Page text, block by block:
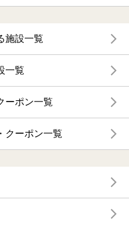
施設一覧
一覧
ーポン一覧
クーポン一覧